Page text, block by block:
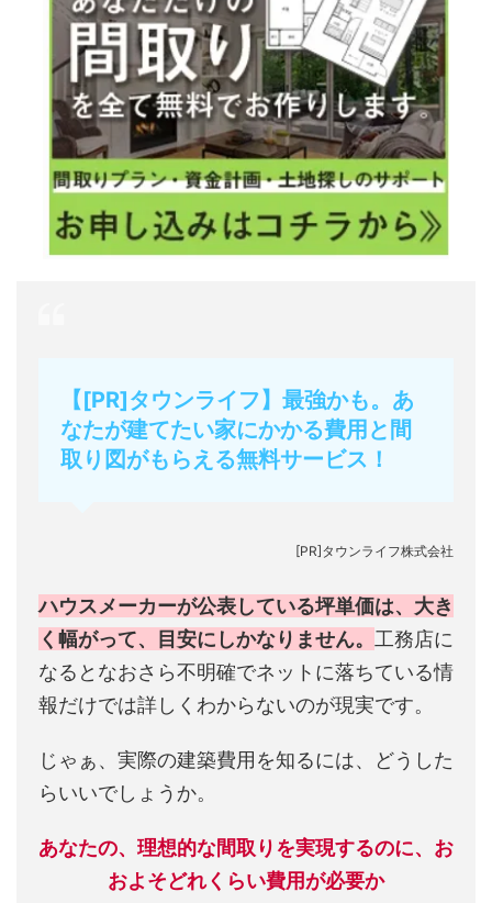
【[PR]タウンライフ】最強かも。あ
なたが建てたい家にかかる費用と間
取り図がもらえる無料サービス！
[PR]タウンライフ株式会社
ハウスメーカーが公表している坪単価は、大き
く幅がって、目安にしかなりません。 工務店に
なるとなおさら不明確でネットに落ちている情
報だけでは詳しくわからないのが現実です。
じゃぁ、実際の建築費用を知るには、どうした
らいいでしょうか。
あなたの、理想的な間取りを実現するのに、お
およそどれくらい費用が必要か